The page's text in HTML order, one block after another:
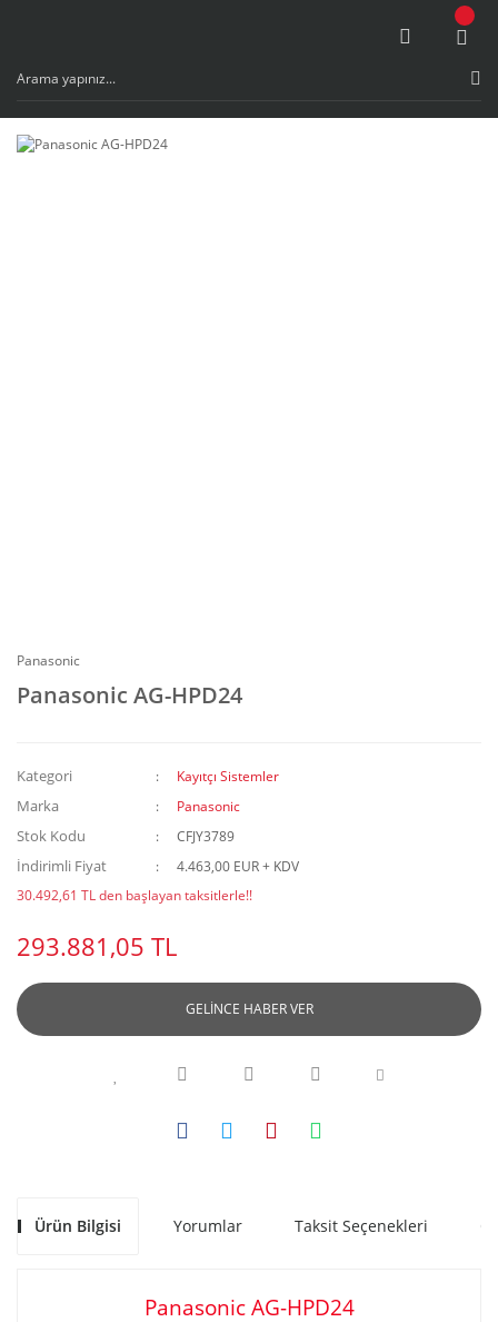
Panasonic
Panasonic AG-HPD24
Kategori Kayıtçı Sistemler
Marka Panasonic
Stok Kodu CFJY3789
İndirimli Fiyat
4.463,00 EUR + KDV
30.492,61 TL den başlayan taksitlerle!!
293.881,05 TL
GELİNCE HABER VER
Ürün Bilgisi Yorumlar Taksit Seçenekleri
Panasonic AG-HPD24